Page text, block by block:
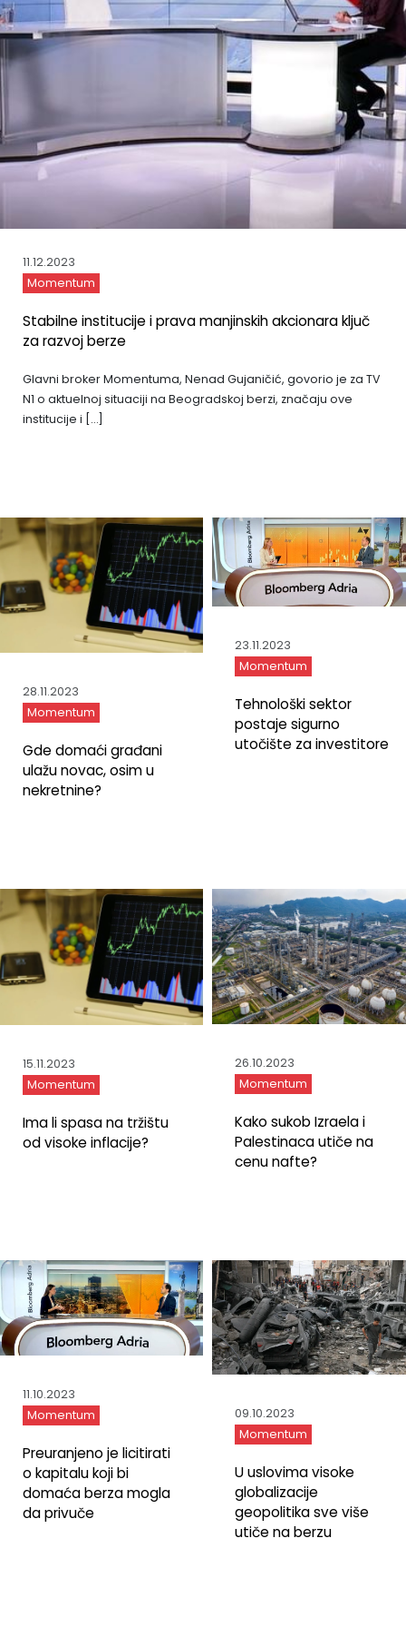
11.12.2023
Momentum
Stabilne institucije i prava manjinskih akcionara ključ
za razvoj berze
Glavni broker Momentuma, Nenad Gujaničić, govorio je za TV
N1 o aktuelnoj situaciji na Beogradskoj berzi, značaju ove
institucije i […]
28.11.2023
Momentum
Gde domaći građani
ulažu novac, osim u
nekretnine?
23.11.2023
Momentum
Tehnološki sektor
postaje sigurno
utočište za investitore
15.11.2023
Momentum
Ima li spasa na tržištu
od visoke inflacije?
26.10.2023
Momentum
Kako sukob Izraela i
Palestinaca utiče na
cenu nafte?
11.10.2023
Momentum
Preuranjeno je licitirati
o kapitalu koji bi
domaća berza mogla
da privuče
09.10.2023
Momentum
U uslovima visoke
globalizacije
geopolitika sve više
utiče na berzu